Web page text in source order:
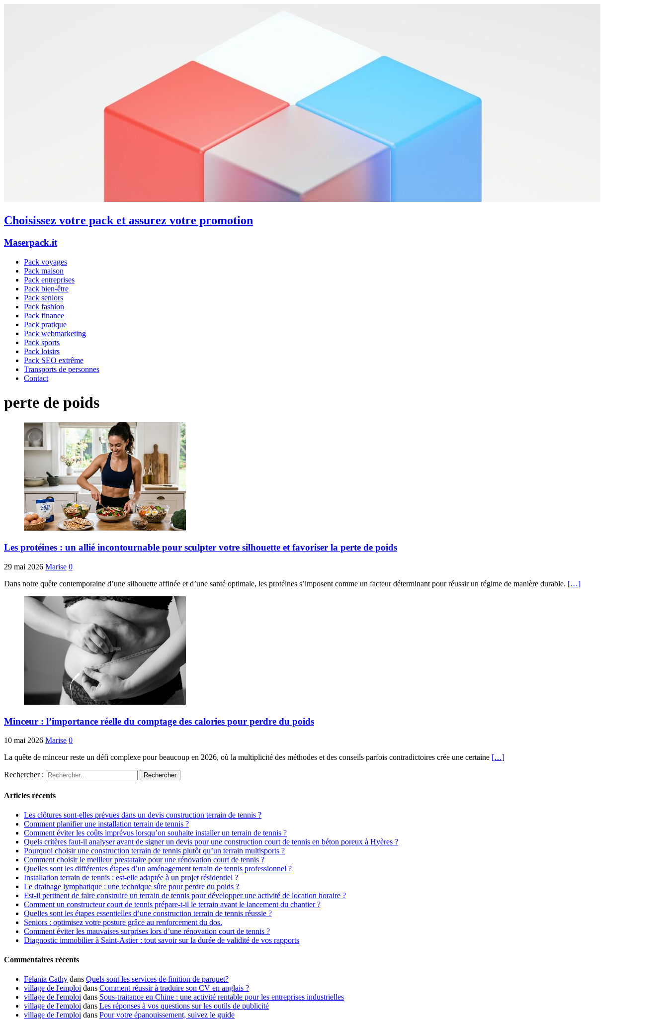
Choisissez votre pack et assurez votre promotion
Maserpack.it
Pack voyages
Pack maison
Pack entreprises
Pack bien-être
Pack seniors
Pack fashion
Pack finance
Pack pratique
Pack webmarketing
Pack sports
Pack loisirs
Pack SEO extrême
Transports de personnes
Contact
perte de poids
Les protéines : un allié incontournable pour sculpter votre silhouette et favoriser la perte de poids
29 mai 2026 Marise 0
Dans notre quête contemporaine d’une silhouette affinée et d’une santé optimale, les protéines s’imposent comme un facteur déterminant pour réussir un régime de manière durable. […]
Minceur : l’importance réelle du comptage des calories pour perdre du poids
10 mai 2026 Marise 0
La quête de minceur reste un défi complexe pour beaucoup en 2026, où la multiplicité des méthodes et des conseils parfois contradictoires crée une certaine […]
Rechercher :
Articles récents
Les clôtures sont-elles prévues dans un devis construction terrain de tennis ?
Comment planifier une installation terrain de tennis ?
Comment éviter les coûts imprévus lorsqu’on souhaite installer un terrain de tennis ?
Quels critères faut-il analyser avant de signer un devis pour une construction court de tennis en béton poreux à Hyères ?
Pourquoi choisir une construction terrain de tennis plutôt qu’un terrain multisports ?
Comment choisir le meilleur prestataire pour une rénovation court de tennis ?
Quelles sont les différentes étapes d’un aménagement terrain de tennis professionnel ?
Installation terrain de tennis : est-elle adaptée à un projet résidentiel ?
Le drainage lymphatique : une technique sûre pour perdre du poids ?
Est-il pertinent de faire construire un terrain de tennis pour développer une activité de location horaire ?
Comment un constructeur court de tennis prépare-t-il le terrain avant le lancement du chantier ?
Quelles sont les étapes essentielles d’une construction terrain de tennis réussie ?
Seniors : optimisez votre posture grâce au renforcement du dos.
Comment éviter les mauvaises surprises lors d’une rénovation court de tennis ?
Diagnostic immobilier à Saint-Astier : tout savoir sur la durée de validité de vos rapports
Commentaires récents
Felania Cathy dans Quels sont les services de finition de parquet?
village de l'emploi dans Comment réussir à traduire son CV en anglais ?
village de l'emploi dans Sous-traitance en Chine : une activité rentable pour les entreprises industrielles
village de l'emploi dans Les réponses à vos questions sur les outils de publicité
village de l'emploi dans Pour votre épanouissement, suivez le guide